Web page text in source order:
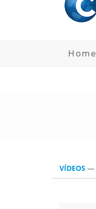
Home
VÍDEOS —